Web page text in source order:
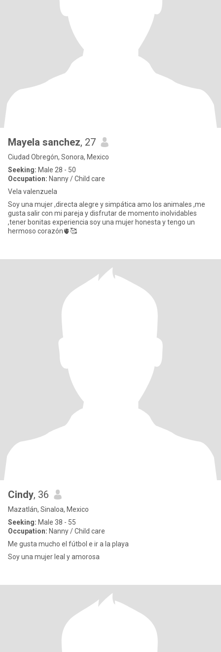
Mayela sanchez, 27
Ciudad Obregón, Sonora, Mexico
Seeking: Male 28 - 50
Occupation: Nanny / Child care
Vela valenzuela
Soy una mujer ,directa alegre y simpática amo los animales ,me
gusta salir con mi pareja y disfrutar de momento inolvidables
,tener bonitas experiencia soy una mujer honesta y tengo un
hermoso corazón🫀🥰
Cindy, 36
Mazatlán, Sinaloa, Mexico
Seeking: Male 38 - 55
Occupation: Nanny / Child care
Me gusta mucho el fútbol e ir a la playa
Soy una mujer leal y amorosa